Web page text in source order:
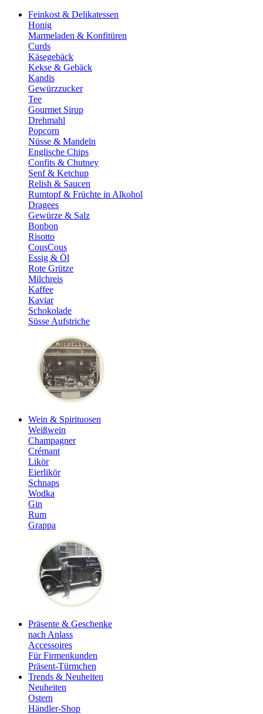
Feinkost & Delikatessen
Honig
Marmeladen & Konfitüren
Curds
Käsegebäck
Kekse & Gebäck
Kandis
Gewürzzucker
Tee
Gourmet Sirup
Drehmahl
Popcorn
Nüsse & Mandeln
Englische Chips
Confits & Chutney
Senf & Ketchup
Relish & Saucen
Rumtopf & Früchte in Alkohol
Dragees
Gewürze & Salz
Bonbon
Risotto
CousCous
Essig & Öl
Rote Grütze
Milchreis
Kaffee
Kaviar
Schokolade
Süsse Aufstriche
Wein & Spirituosen
Weißwein
Champagner
Crémant
Likör
Eierlikör
Schnaps
Wodka
Gin
Rum
Grappa
Präsente & Geschenke
nach Anlass
Accessoires
Für Firmenkunden
Präsent-Türmchen
Trends & Neuheiten
Neuheiten
Ostern
Händler-Shop